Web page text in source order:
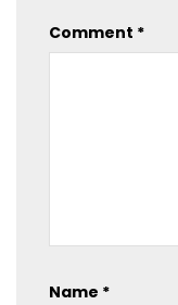
Comment *
Name *